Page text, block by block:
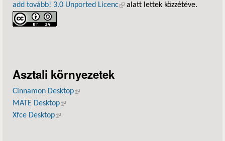
add tovább! 3.0 Unported Licenc(külső hivatkozás)
alatt lettek közzétéve.
Asztali környezetek
Cinnamon Desktop(külső hivatkozás)
MATE Desktop(külső hivatkozás)
Xfce Desktop(külső hivatkozás)